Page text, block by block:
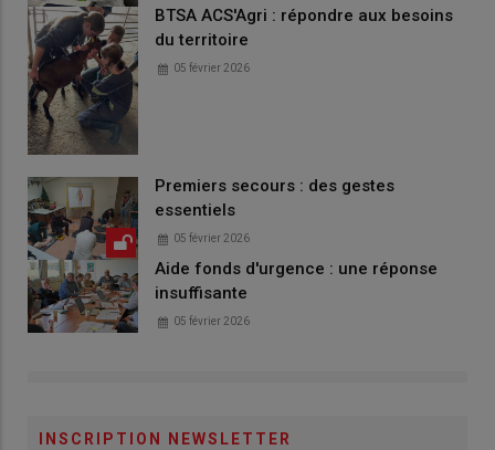
BTSA ACS'Agri : répondre aux besoins
du territoire
05 février 2026
Premiers secours : des gestes
essentiels
05 février 2026
Aide fonds d'urgence : une réponse
insuffisante
05 février 2026
INSCRIPTION NEWSLETTER